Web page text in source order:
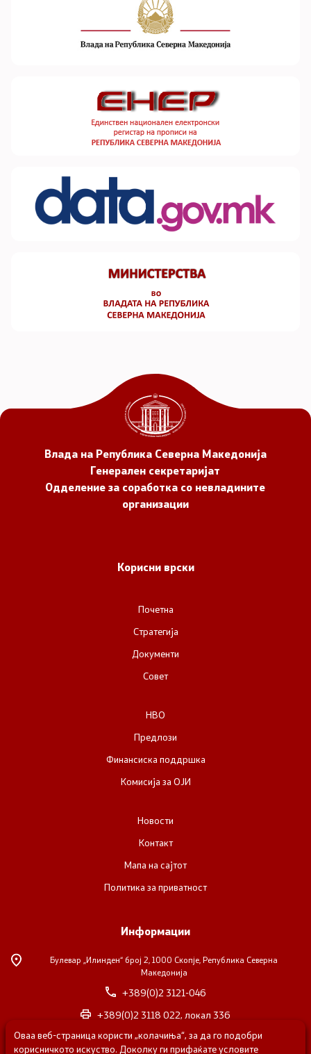
Влада на Република Северна Македонија
Генерален секретаријат
Одделение за соработка со невладините
организации
Корисни врски
Почетна
Стратегија
Документи
Совет
НВО
Предлози
Финансиска поддршка
Комисија за ОЈИ
Новости
Контакт
Мапа на сајтот
Политика за приватност
Информации
Булевар „Илинден“ број 2, 1000 Скопје, Република Северна
Македонија
+389(0)2 3121-046
+389(0)2 3118 022, локал 336
nvosorabotka@gs.gov.mk
Оваа веб-страница користи „колачиња“, за да го подобри
корисничкото искуство. Доколку ги прифаќате условите